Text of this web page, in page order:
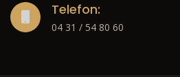
Telefon:
04 31 / 54 80 60